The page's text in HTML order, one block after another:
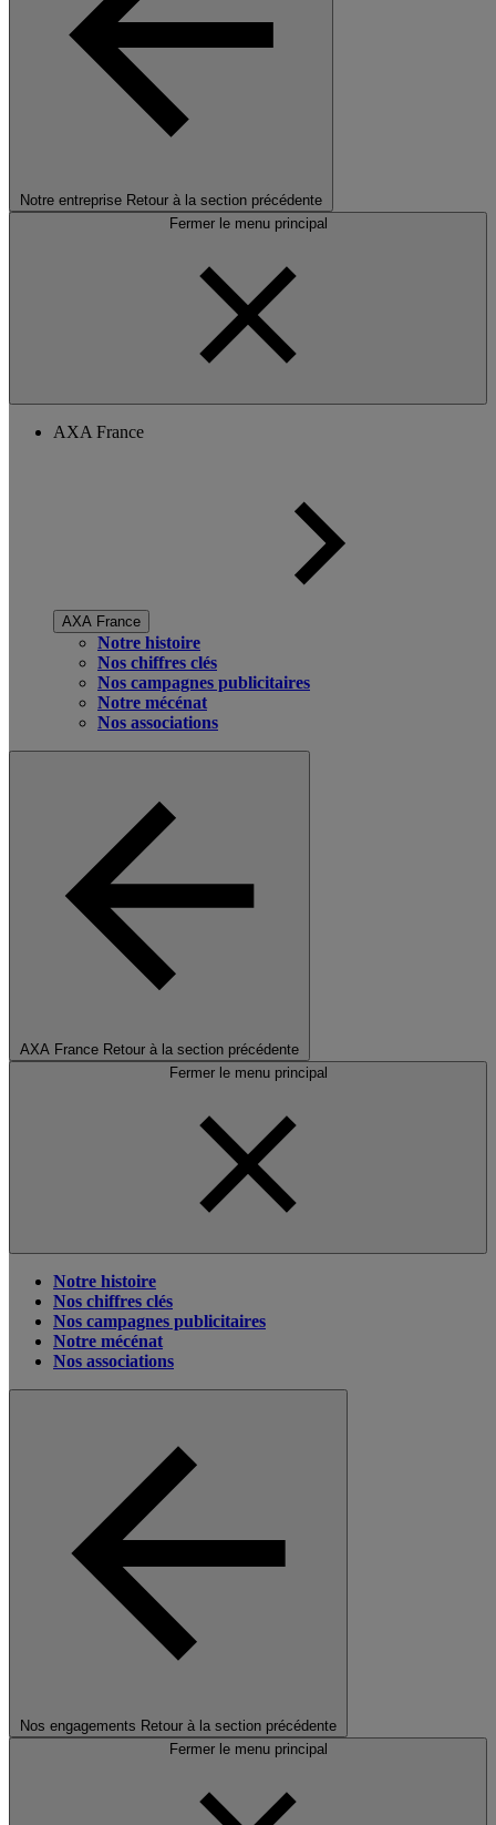
Notre entreprise Retour à la section précédente
Fermer le menu principal
AXA France
AXA France
Notre histoire
Nos chiffres clés
Nos campagnes publicitaires
Notre mécénat
Nos associations
AXA France Retour à la section précédente
Fermer le menu principal
Notre histoire
Nos chiffres clés
Nos campagnes publicitaires
Notre mécénat
Nos associations
Nos engagements Retour à la section précédente
Fermer le menu principal